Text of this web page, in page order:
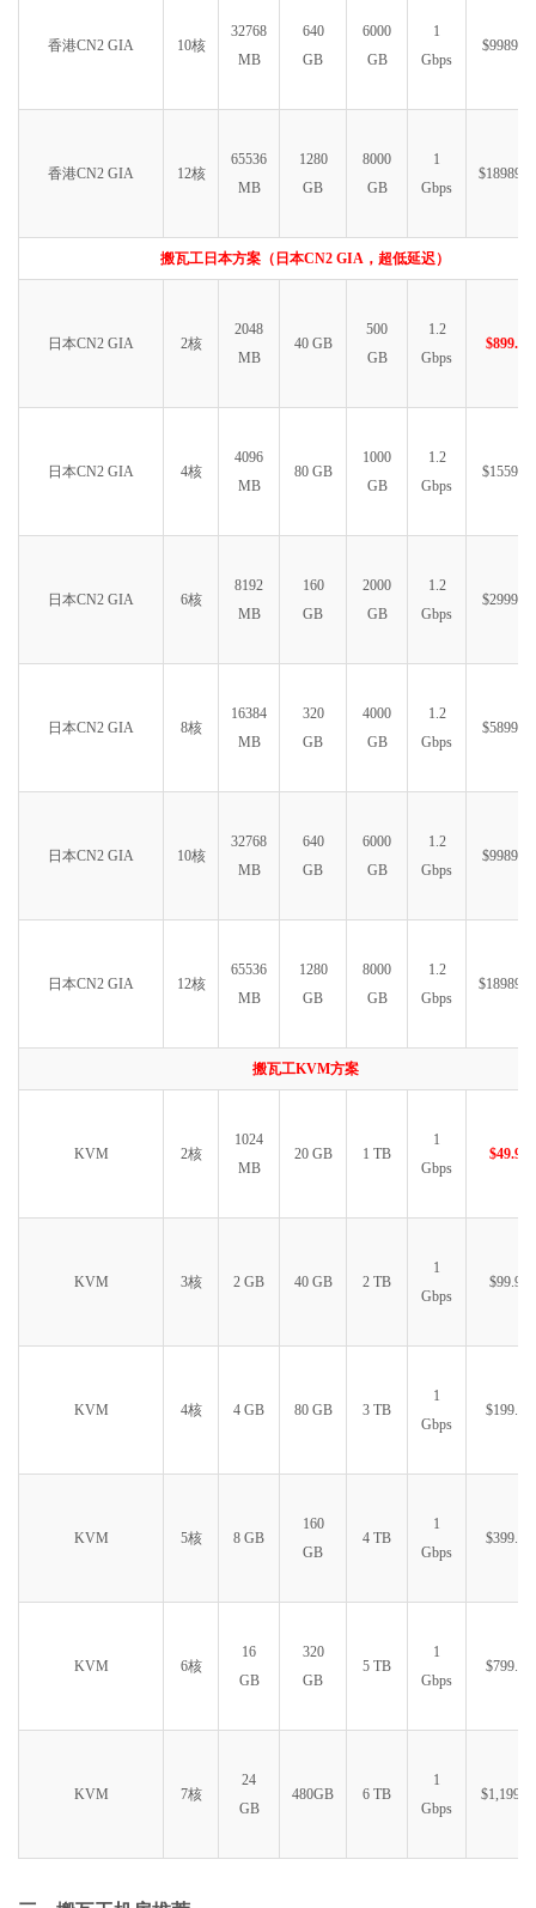
香港CN2 GIA 10核
32768
MB
640
GB
6000
GB
1
Gbps
$9989.99
香港CN2 GIA 12核
65536
MB
1280
GB
8000
GB
1
Gbps
搬瓦工日本方案（日本CN2 GIA，超低延迟）
日本CN2 GIA 2核
2048
MB
40 GB
500
GB
1.2
Gbps
$899.99
日本CN2 GIA 4核
4096
MB
80 GB
1000
GB
1.2
Gbps
$1559.99
日本CN2 GIA 6核
8192
MB
160
GB
2000
GB
1.2
Gbps
$2999.99
日本CN2 GIA 8核
16384
MB
320
GB
4000
GB
1.2
Gbps
$5899.99
日本CN2 GIA 10核
32768
MB
640
GB
6000
GB
1.2
Gbps
$9989.99
日本CN2 GIA 12核
65536
MB
1280
GB
8000
GB
1.2
Gbps
搬瓦工KVM方案
KVM 2核
1024
MB
20 GB 1 TB
1
Gbps
$49.99
KVM 3核 2 GB 40 GB 2 TB
1
Gbps
$99.99
KVM 4核 4 GB 80 GB 3 TB
1
Gbps
$199.99
KVM 5核 8 GB
160
GB
4 TB
1
Gbps
$399.99
KVM 6核
16
GB
320
GB
5 TB
1
Gbps
$799.99
KVM 7核
24
GB
480GB 6 TB
1
Gbps